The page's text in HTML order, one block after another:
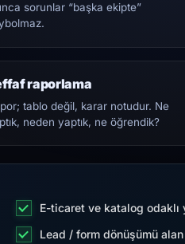
sorunlar “başka ekipte”
raporlama
tablo değil, karar notudur. Ne
neden yaptık, ne öğrendik?
E-ticaret ve katalog odaklı
Lead / form dönüşümü